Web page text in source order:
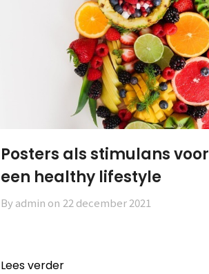
Posters als stimulans voor
een healthy lifestyle
By admin on 22 december 2021